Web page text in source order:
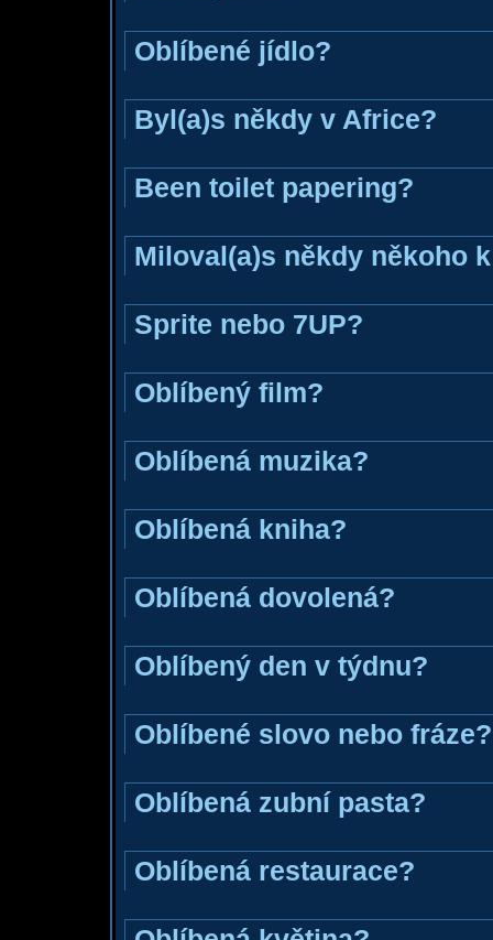
Oblíbené jídlo?
Byl(a)s někdy v Africe?
Been toilet papering?
Miloval(a)s někdy někoho
Sprite nebo 7UP?
Oblíbený film?
Oblíbená muzika?
Oblíbená kniha?
Oblíbená dovolená?
Oblíbený den v týdnu?
Oblíbené slovo nebo fráze?
Oblíbená zubní pasta?
Oblíbená restaurace?